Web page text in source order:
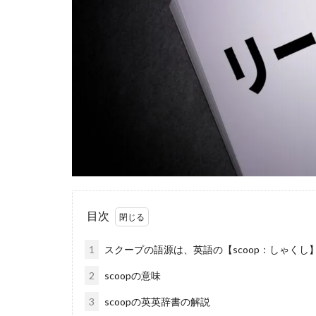
目次
1 スクープの語源は、英語の【scoop：しゃくし
2 scoopの意味
3 scoopの英英辞書の解説